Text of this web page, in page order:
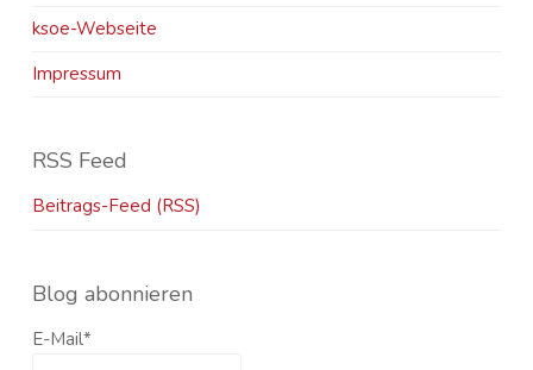
ksoe-Webseite
Impressum
RSS Feed
Beitrags-Feed (RSS)
Blog abonnieren
E-Mail*